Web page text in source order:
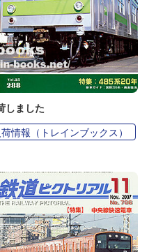
しました
情報（トレインブックス）